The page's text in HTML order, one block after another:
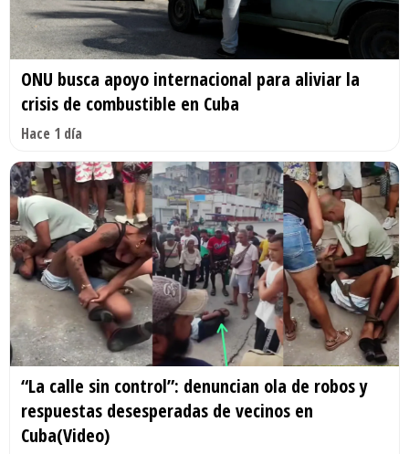
ONU busca apoyo internacional para aliviar la
crisis de combustible en Cuba
Hace 1 día
“La calle sin control”: denuncian ola de robos y
respuestas desesperadas de vecinos en
Cuba(Video)